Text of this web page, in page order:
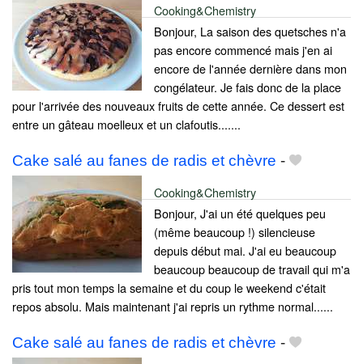
Cooking&Chemistry
Bonjour, La saison des quetsches n'a
pas encore commencé mais j'en ai
encore de l'année dernière dans mon
congélateur. Je fais donc de la place
pour l'arrivée des nouveaux fruits de cette année. Ce dessert est
entre un gâteau moelleux et un clafoutis.......
Cake salé au fanes de radis et chèvre -
Cooking&Chemistry
Bonjour, J'ai un été quelques peu
(même beaucoup !) silencieuse
depuis début mai. J'ai eu beaucoup
beaucoup beaucoup de travail qui m'a
pris tout mon temps la semaine et du coup le weekend c'était
repos absolu. Mais maintenant j'ai repris un rythme normal......
Cake salé au fanes de radis et chèvre -